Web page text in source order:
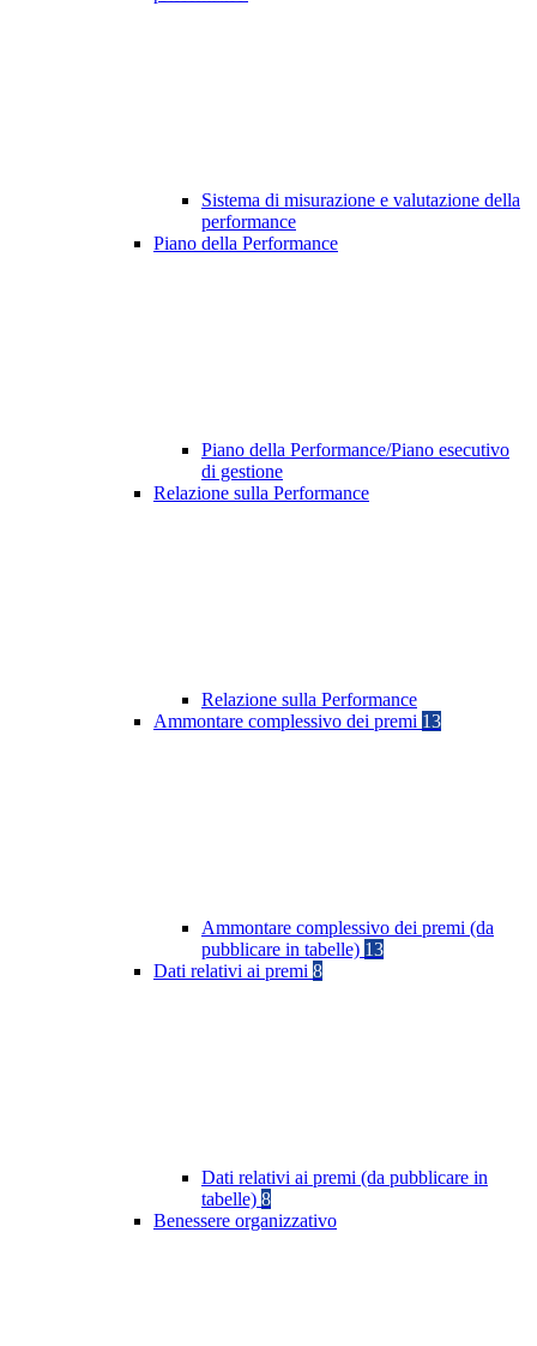
Sistema di misurazione e valutazione della
performance
Piano della Performance
Piano della Performance/Piano esecutivo
di gestione
Relazione sulla Performance
Relazione sulla Performance
Ammontare complessivo dei premi 13
Ammontare complessivo dei premi (da
pubblicare in tabelle) 13
Dati relativi ai premi 8
Dati relativi ai premi (da pubblicare in
tabelle) 8
Benessere organizzativo